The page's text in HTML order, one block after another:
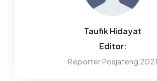
Taufik Hidayat
Editor:
Reporter Posjateng 2021